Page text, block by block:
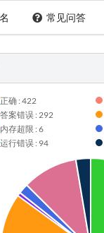
常见问答
正确 : 422
答案错误 : 292
内存超限 : 6
运行错误 : 94